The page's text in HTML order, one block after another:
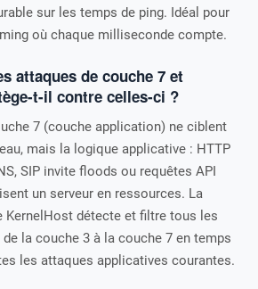
sur les temps de ping. Idéal pour
où chaque milliseconde compte.
attaques de couche 7 et
t-il contre celles-ci ?
7 (couche application) ne ciblent
mais la logique applicative : HTTP
SIP invite floods ou requêtes API
un serveur en ressources. La
KernelHost détecte et filtre tous les
la couche 3 à la couche 7 en temps
les attaques applicatives courantes.